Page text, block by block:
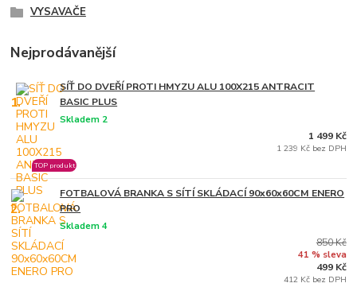
VYSAVAČE
Nejprodávanější
1.
SÍŤ DO DVEŘÍ PROTI HMYZU ALU 100X215 ANTRACIT
BASIC PLUS
Skladem 2
TOP produkt
1 499 Kč
1 239 Kč bez DPH
2.
FOTBALOVÁ BRANKA S SÍTÍ SKLÁDACÍ 90x60x60CM ENERO
PRO
Skladem 4
850 Kč
41 % sleva
499 Kč
412 Kč bez DPH